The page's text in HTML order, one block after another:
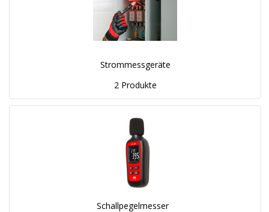
Strommessgeräte
2 Produkte
Schallpegelmesser